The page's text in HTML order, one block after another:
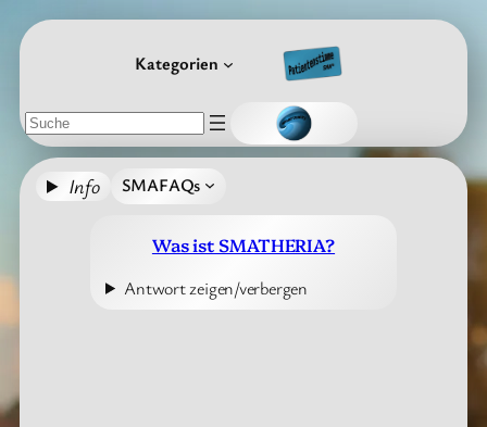
Zum
Inhalt
Kategorien
Suchen
Info SMAFAQs
Was ist SMATHERIA?
Antwort zeigen/verbergen